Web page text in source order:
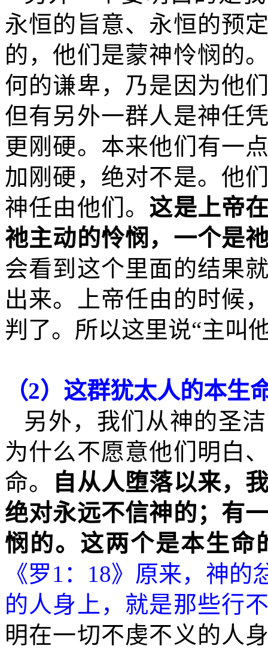
永恒的旨意、永恒的预
的，他们是蒙神怜悯的
何的谦卑，乃是因为他
但有另外一群人是神任
更刚硬。本来他们有一
加刚硬，绝对不是。他
神任由他们。 这是上帝
祂主动的怜悯，一个是
会看到这个里面的结果
出来。上帝任由的时候
判了。所以这里说“主叫
（2）这群犹太人的本生
另外，我们从神的圣
为什么不愿意他们明白
命。
自从人堕落以来，
绝对永远不信神的；有
悯的。这两个是本生命
《罗1 ： 18》原来，神的
的人身上，就是那些行
明在一切不虔不义的人